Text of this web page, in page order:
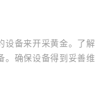
设备来开采黄金。了解
。确保设备得到妥善维